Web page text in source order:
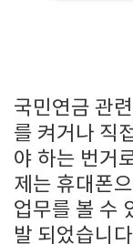
국민연금 관
를 켜거나 직
야 하는 번거
제는 휴대폰
업무를 볼 수
발 되었습니